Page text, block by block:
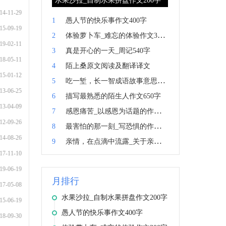
11-29
09-19
02-11
05-11
01-12
06-25
04-09
09-26
08-26
11-10
06-19
05-08
06-19
09-30
1
愚人节的快乐事作文400字
2
体验萝卜车_难忘的体验作文300
字
3
真是开心的一天_周记540字
4
陌上桑原文阅读及翻译译文
5
吃一堑，长一智成语故事意思典
故出处拼音造句
6
描写最熟悉的陌生人作文650字
7
感恩痛苦_以感恩为话题的作文
600字
8
最害怕的那一刻_写恐惧的作文
450字
9
亲情，在点滴中流露_关于亲情的
作文600字
月排行
水果沙拉_自制水果拼盘作文200字
愚人节的快乐事作文400字